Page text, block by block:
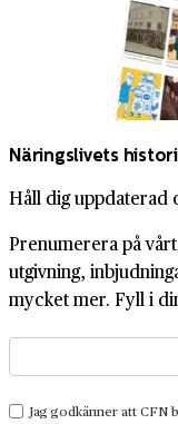
Näringslivets
Håll dig uppdaterad
Prenumerera på
utgivning,
mycket mer. Fyll i